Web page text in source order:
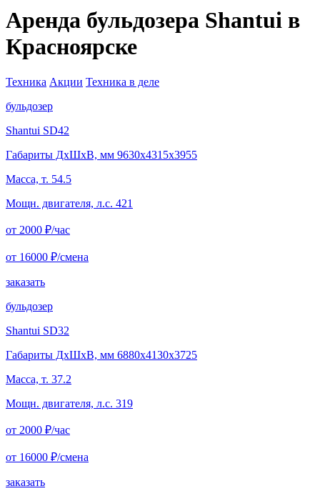
Аренда бульдозера Shantui в
Красноярске
Техника Акции Техника в деле
бульдозер
Shantui SD42
Габариты ДхШхВ, мм 9630x4315x3955
Масса, т. 54.5
Мощн. двигателя, л.с. 421
от 2000 ₽/час
от 16000 ₽/смена
заказать
бульдозер
Shantui SD32
Габариты ДхШхВ, мм 6880x4130x3725
Масса, т. 37.2
Мощн. двигателя, л.с. 319
от 2000 ₽/час
от 16000 ₽/смена
заказать